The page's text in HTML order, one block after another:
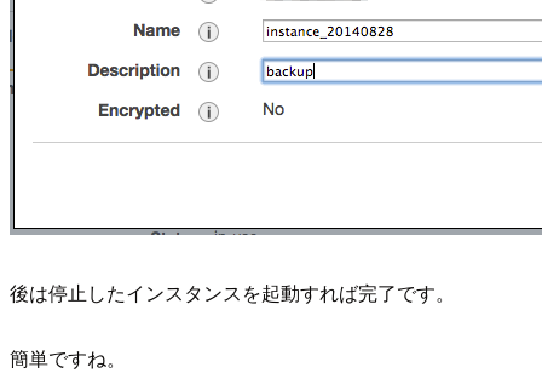
後は停止したインスタンスを起動すれば完了です。
簡単ですね。